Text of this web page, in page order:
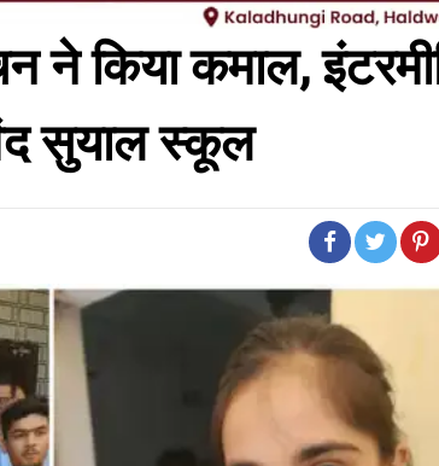
ने किया कमाल,
सुयाल स्कूल